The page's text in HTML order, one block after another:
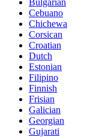
Cebuano
Chichewa
Corsican
Croatian
Dutch
Estonian
Filipino
Finnish
Frisian
Galician
Georgian
Gujarati